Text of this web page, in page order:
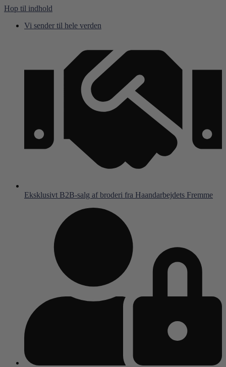
Hop til indhold
Vi sender til hele verden
Eksklusivt B2B-salg af broderi fra Haandarbejdets Fremme